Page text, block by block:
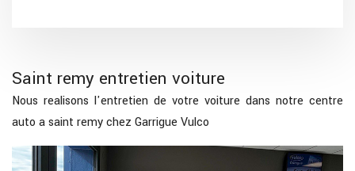
Saint remy entretien voiture
Nous realisons l'entretien de votre voiture dans notre centre
auto a saint remy chez Garrigue Vulco